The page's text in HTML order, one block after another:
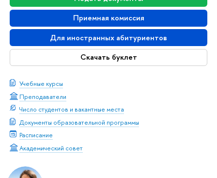
Приемная комиссия
Для иностранных абитуриентов
Скачать буклет
Учебные курсы
Преподаватели
Число студентов и вакантные места
Документы образовательной программы
Расписание
Академический совет